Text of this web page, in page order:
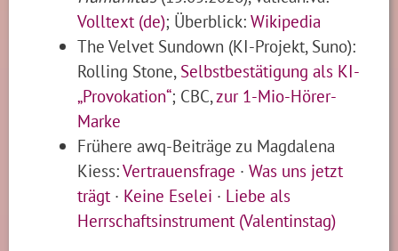
Volltext (de); Überblick: Wikipedia
The Velvet Sundown (KI-Projekt, Suno):
Rolling Stone, Selbstbestätigung als KI-
„Provokation“; CBC,zur 1-Mio-Hörer-
Marke
Frühere awq-Beiträge zu Magdalena
Kiess:Vertrauensfrage · Was uns jetzt
trägt· Keine Eselei · Liebe als
Herrschaftsinstrument (Valentinstag)